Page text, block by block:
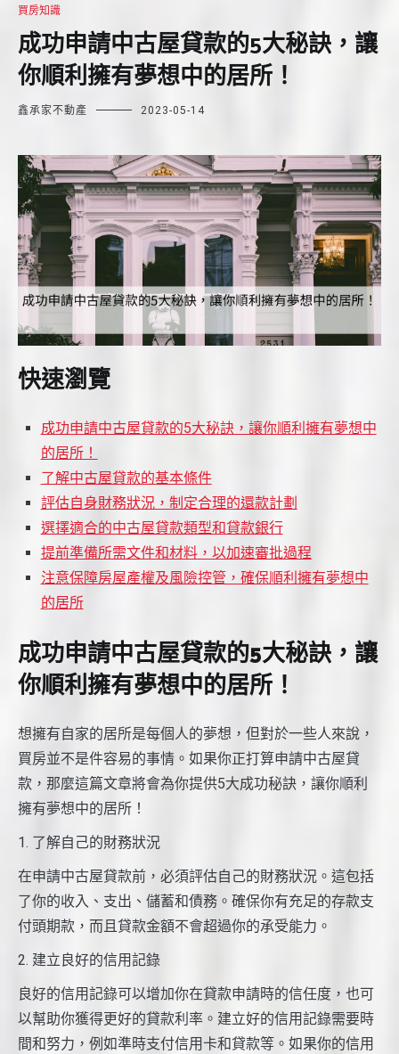
買房知識
成功申請中古屋貸款的5大秘訣，讓
你順利擁有夢想中的居所！
鑫承家不動產 2023-05-14
快速瀏覽
成功申請中古屋貸款的5大秘訣，讓你順利擁有夢想中
的居所！
了解中古屋貸款的基本條件
評估自身財務狀況，制定合理的還款計劃
選擇適合的中古屋貸款類型和貸款銀行
提前準備所需文件和材料，以加速審批過程
注意保障房屋產權及風險控管，確保順利擁有夢想中
的居所
成功申請中古屋貸款的5大秘訣，讓
你順利擁有夢想中的居所！
想擁有自家的居所是每個人的夢想，但對於一些人來說，
買房並不是件容易的事情。如果你正打算申請中古屋貸
款，那麼這篇文章將會為你提供5大成功秘訣，讓你順利
擁有夢想中的居所！
1. 了解自己的財務狀況
在申請中古屋貸款前，必須評估自己的財務狀況。這包括
了你的收入、支出、儲蓄和債務。確保你有充足的存款支
付頭期款，而且貸款金額不會超過你的承受能力。
2. 建立良好的信用記錄
良好的信用記錄可以增加你在貸款申請時的信任度，也可
以幫助你獲得更好的貸款利率。建立好的信用記錄需要時
間和努力，例如準時支付信用卡和貸款等。如果你的信用